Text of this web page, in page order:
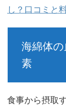
し？口コミと
海綿体
素
食事から摂取